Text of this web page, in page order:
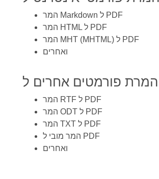
המר Markdown ל PDF
המר HTML ל PDF
המר MHT (MHTML) ל PDF
ואחרים
המר RTF ל PDF
המר ODT ל PDF
המר TXT ל PDF
המר מובי ל PDF
ואחרים